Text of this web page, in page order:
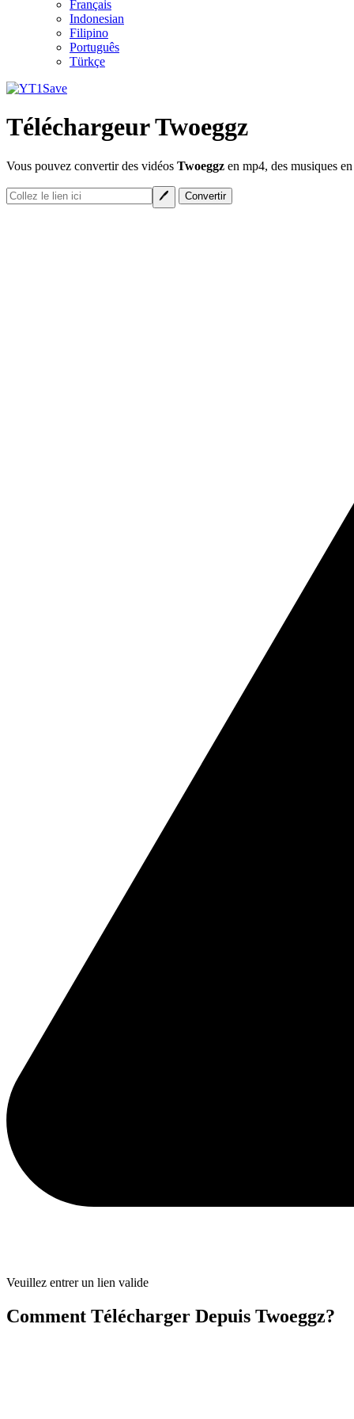
Français
Indonesian
Filipino
Português
Türkçe
Téléchargeur Twoeggz
Vous pouvez convertir des vidéos Twoeggz en mp4, des musiques
Veuillez entrer un lien valide
Comment Télécharger Depuis Twoeggz?